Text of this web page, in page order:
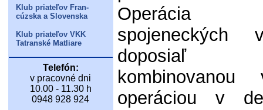
Klub priateľov Fran-
cúzska a Slovenska
Klub priateľov VKK
Tatranské Matliare
Telefón:
v pracovné dni
10.00 - 11.30 h
0948 928 924
Operácia
spojeneckých
doposiaľ
kombinovanou
operáciou v